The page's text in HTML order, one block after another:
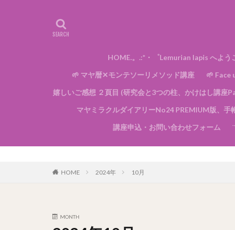
HOME.。.:*・゜Lemurian lapis へよう
🌱 マヤ暦✕モンテソーリメソッド講座
🌱 Face
嬉しいご感想 ２頁目 (研究会と3つの柱、かけはし講
マヤミラクルダイアリーNo24 PREMIUM版、手
講座申込・お問い合わせフォーム
HOME 2024年 10月
MONTH